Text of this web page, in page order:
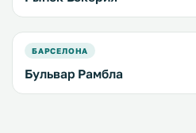
БАРСЕЛОНА
Бульвар Рамбла